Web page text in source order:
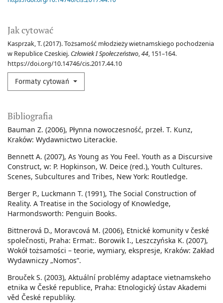
Jak cytować
Kasprzak, T. (2017). Tożsamość młodzieży wietnamskiego pochodzenia
w Republice Czeskiej. Człowiek I Społeczeństwo,44, 151–164.
https://doi.org/10.14746/cis.2017.44.10
Formaty cytowań
Bibliografia
Bauman Z. (2006), Płynna nowoczesność, przeł. T. Kunz,
Kraków: Wydawnictwo Literackie.
Bennett A. (2007), As Young as You Feel. Youth as a Discursive
Construct, w: P. Hopkinson, W. Deice (red.), Youth Cultures.
Scenes, Subcultures and Tribes, New York: Routledge.
Berger P., Luckmann T. (1991), The Social Construction of
Reality. A Treatise in the Sociology of Knowledge,
Harmondsworth: Penguin Books.
Bittnerová D., Moravcová M. (2006), Etnické komunity v české
společnosti, Praha: Ermat:. Borowik I., Leszczyńska K. (2007),
Wokół tożsamości – teorie, wymiary, ekspresje, Kraków: Zakład
Wydawniczy „Nomos”.
Brouček S. (2003), Aktuální problémy adaptace vietnamskeho
etnika w České republice, Praha: Etnologický ústav Akademi
věd České republiky.